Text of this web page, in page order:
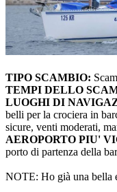
TIPO SCAMBIO:
TEMPI DELLO
LUOGHI DI
belli per la crociera in
sicure, venti moderati,
AEROPORTO PIU'
porto di partenza della
NOTE: Ho già una bella